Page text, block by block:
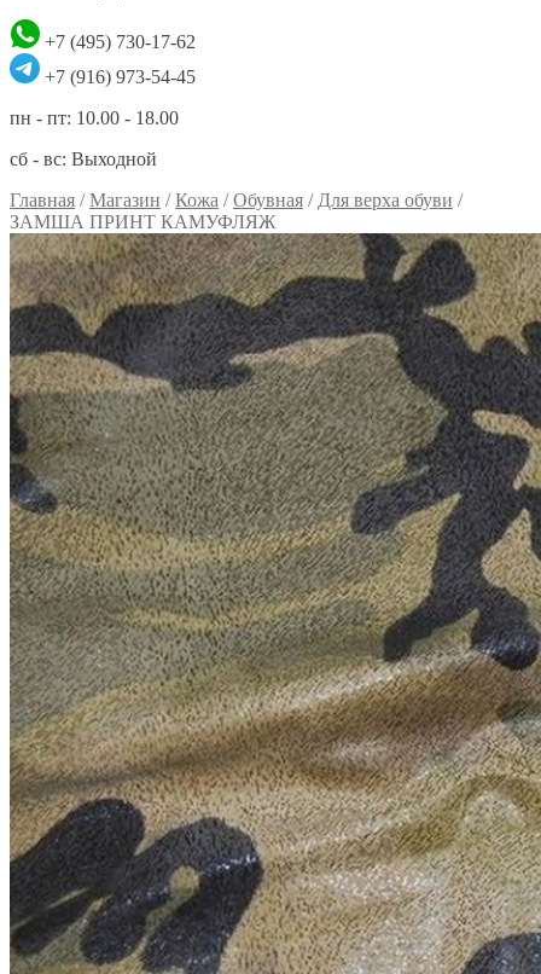
+7 (495) 730-17-62
+7 (916) 973-54-45
пн - пт: 10.00 - 18.00
сб - вс: Выходной
Главная /Магазин /Кожа /Обувная / Для верха обуви /
ЗАМША ПРИНТ КАМУФЛЯЖ